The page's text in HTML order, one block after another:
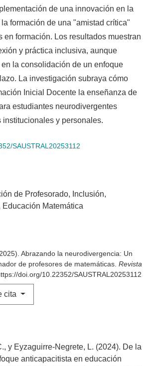
de Profesorado
Inclusión
Educación Matemática
Abrazando la neurodivergencia: Un
de profesores de matemáticas. Revista
doi.org/10.22352/SAUSTRAL20253112
cita
de una innovación en la
formación de una "amistad crítica"
en formación. Los resultados muestran
y práctica inclusiva, aunque
la consolidación de un enfoque
La investigación subraya cómo
Inicial Docente la enseñanza de
estudiantes neurodivergentes
institucionales y personales.
SAUSTRAL20253112
y Eyzaguirre-Negrete, L. (2024). De la
anticapacitista en educación